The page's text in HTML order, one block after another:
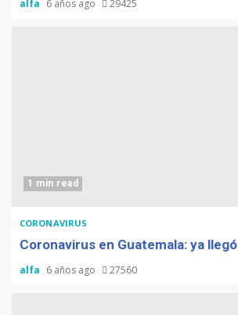
alfa 6 años ago 29425
1 min read
CORONAVIRUS
Coronavirus en Guatemala: ya llegó
alfa 6 años ago 27560